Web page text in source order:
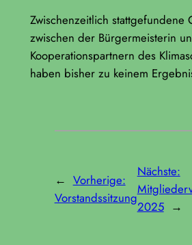
Zwischenzeitlich stattgefundene
zwischen der Bürgermeisterin
Kooperationspartnern des
haben bisher zu keinem
← Vorherige:
Vorstandssitzung
Nächste:
2025 →